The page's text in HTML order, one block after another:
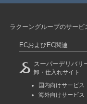
ラクーングループのサービ
ECおよびEC関連
スーパーデリバリ
卸・仕入れサイト
国内向けサービス
海外向けサービス